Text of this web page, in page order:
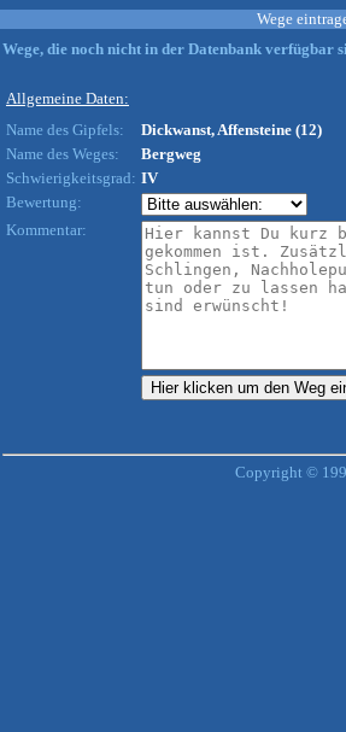
Wege
Wege, die noch nicht in der Datenbank verfügbar
Allgemeine Daten:
Name des Gipfels:
Dickwanst, Affensteine (12)
Name des Weges:
Bergweg
Schwierigkeitsgrad: IV
Bewertung:
Kommentar:
Copyright ©